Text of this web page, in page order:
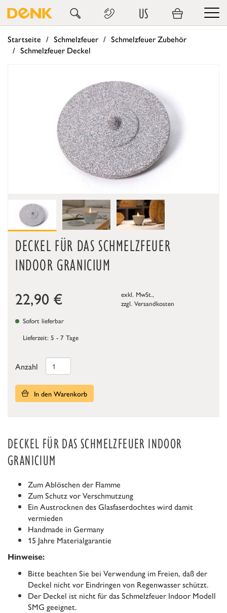
US
Startseite Schmelzfeuer
Schmelzfeuer Zubehör
Schmelzfeuer Deckel
DECKEL FÜR DAS SCHMELZFEUER
INDOOR GRANICIUM
22,90 €
exkl. MwSt.,
zzgl. Versandkosten
Sofort lieferbar
Lieferzeit: 5 - 7 Tage
Anzahl
In den Warenkorb
DECKEL FÜR DAS SCHMELZFEUER INDOOR
GRANICIUM
Zum Ablöschen der Flamme
Zum Schutz vor Verschmutzung
Ein Austrocknen des Glasfaserdochtes wird damit
vermieden
Handmade in Germany
15 Jahre Materialgarantie
Hinweise:
Bitte beachten Sie bei Verwendung im Freien, daß der
Deckel nicht vor Eindringen von Regenwasser schützt.
Der Deckel ist nicht für das Schmelzfeuer Indoor Modell
SMG geeignet.